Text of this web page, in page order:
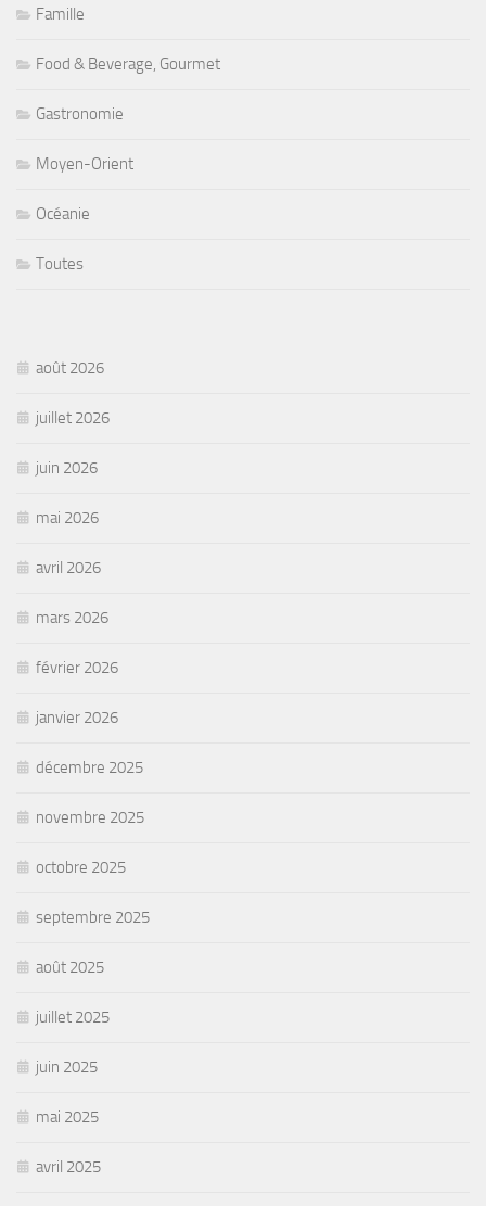
Famille
Food & Beverage, Gourmet
Gastronomie
Moyen-Orient
Océanie
Toutes
août 2026
juillet 2026
juin 2026
mai 2026
avril 2026
mars 2026
février 2026
janvier 2026
décembre 2025
novembre 2025
octobre 2025
septembre 2025
août 2025
juillet 2025
juin 2025
mai 2025
avril 2025